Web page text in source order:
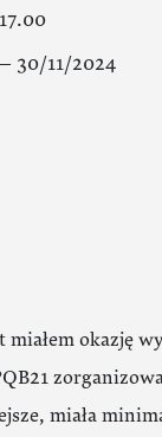
30/11/2024
okazję
miała